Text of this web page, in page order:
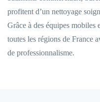
profitent d’un nettoyage
Grâce à des équipes mobiles
toutes les régions de France
de professionnalisme.